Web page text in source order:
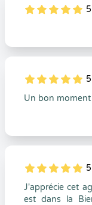
5
1
5
0
5
1
5
0
Un bon
5
1
5
0
J'apprécie cet
est dans la